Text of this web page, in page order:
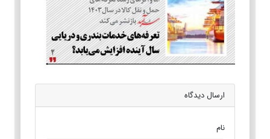
ارسال دیدگاه
نام